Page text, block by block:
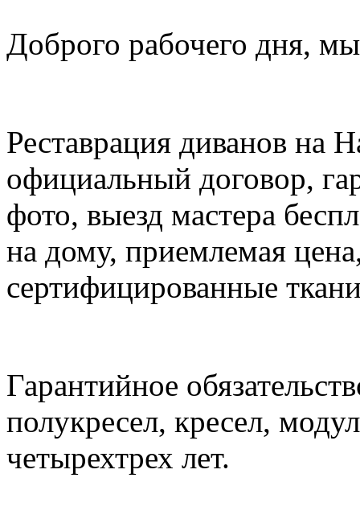
Доброго рабочего дня,
Реставрация диванов на
официальный договор,
фото, выезд мастера
на дому, приемлемая
сертифицированные
Гарантийное
полукресел, кресел,
четырехтрех лет.